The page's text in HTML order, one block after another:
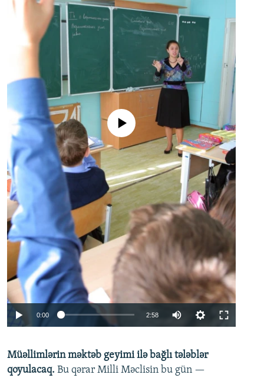
No media source currently available
0:00 2:58
360p
480p
Müəllimlərin məktəb geyimi ilə bağlı tələblər
qoyulacaq. Bu qərar Milli Məclisin bu gün —